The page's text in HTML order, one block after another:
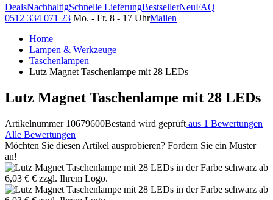
DealsNachhaltigSchnelle LieferungBestsellerNeuFAQ
0512 334 071 23 Mo. - Fr. 8 - 17 UhrMailen
Home
Lampen & Werkzeuge
Taschenlampen
Lutz Magnet Taschenlampe mit 28 LEDs
Lutz Magnet Taschenlampe mit 28 LEDs
Artikelnummer 10679600Bestand wird geprüft aus 1 Bewertungen
Alle Bewertungen
Möchten Sie diesen Artikel ausprobieren? Fordern Sie ein Muster
an!